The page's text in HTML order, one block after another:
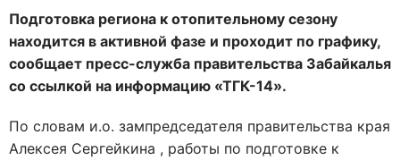
Подготовка региона к отопительному сезону
находится в активной фазе и проходит по графику,
сообщает пресс-служба правительства Забайкалья
со ссылкой на информацию «ТГК-14».
По словам и.о. зампредседателя правительства края
Алексея Сергейкина , работы по подготовке к